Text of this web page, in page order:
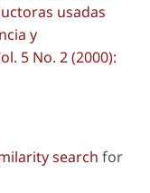
usadas
y
5 No. 2 (2000):
search for